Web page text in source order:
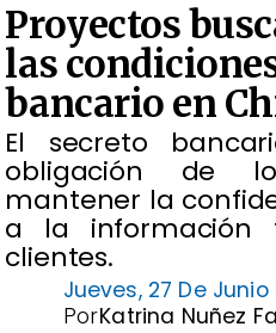
Proyectos
las
bancario en
El secreto
obligación de
mantener la
a la información
clientes.
Jueves, 27 De Junio
Katrina Nuñez
Por